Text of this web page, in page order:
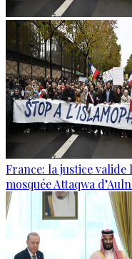
France: la justice
mosquée Attaqwa